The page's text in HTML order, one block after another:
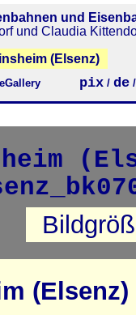
und
und Claudia
(Elsenz)
pix / de
(Elsenz)